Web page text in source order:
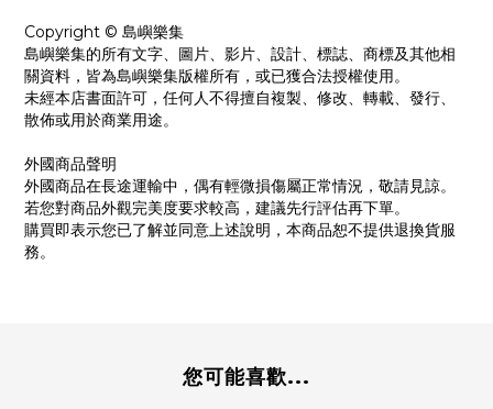
Copyright © 島嶼樂集
島嶼樂集的所有文字、圖片、影片、設計、標誌、商標及其他相
關資料，皆為島嶼樂集版權所有，或已獲合法授權使用。
未經本店書面許可，任何人不得擅自複製、修改、轉載、發行、
散佈或用於商業用途。
外國商品聲明
外國商品在長途運輸中，偶有輕微損傷屬正常情況，敬請見諒。
若您對商品外觀完美度要求較高，建議先行評估再下單。
購買即表示您已了解並同意上述說明，本商品恕不提供退換貨服
務。
您可能喜歡...